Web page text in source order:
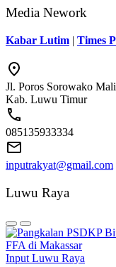
Media Nework
Kabar Lutim | Times
Jl. Poros Sorowako
Kab. Luwu Timur
085135933334
inputrakyat@gmail.com
Luwu Raya
Input Luwu Raya